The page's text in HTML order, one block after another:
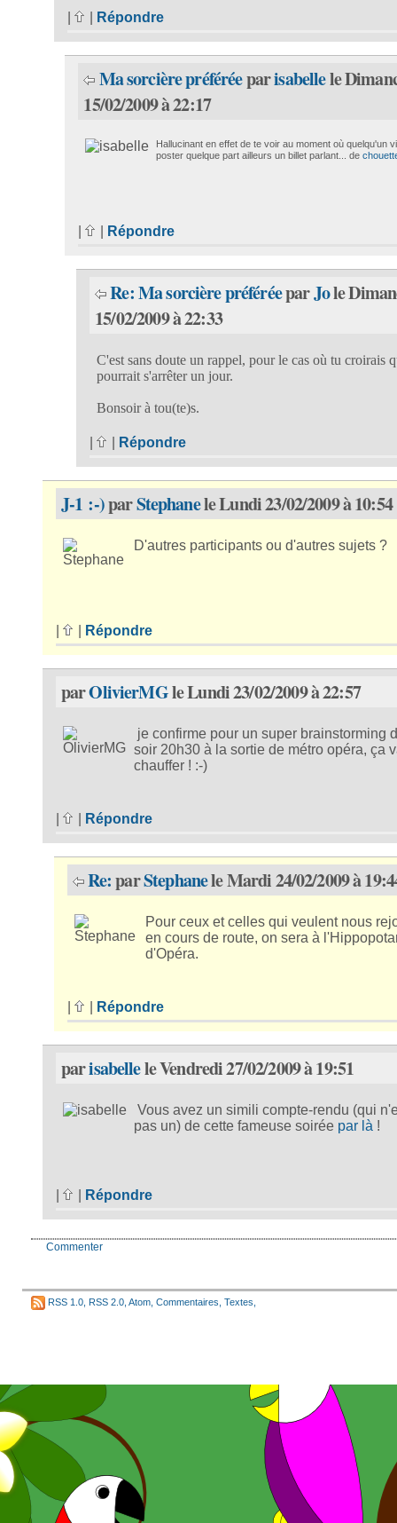
Répondre
Ma sorcière préféréeparisabellele
15/02/2009 à 22:17
Hallucinant en effet de te voir au moment où quelqu'un
poster quelque part ailleurs un billet parlant... de
| Répondre
Re: Ma sorcière préféréeparJole
15/02/2009 à 22:33
C'est sans doute un rappel, pour le cas où tu croirais
pourrait s'arrêter un jour.
Bonsoir à tou(te)s.
| Répondre
J-1 :-)parStephanele Lundi 23/02/2009 à 10:54
D'autres participants ou d'autres sujets ?
Répondre
parOlivierMGle Lundi 23/02/2009 à 22:57
je confirme pour un super brainstorming
soir 20h30 à la sortie de métro opéra, ça
chauffer ! :-)
Répondre
Re:parStephanele Mardi 24/02/2009 à
Pour ceux et celles qui veulent nous
en cours de route, on sera à
d'Opéra.
Répondre
parisabellele Vendredi 27/02/2009 à 19:51
Vous avez un simili compte-rendu (qui
pas un) de cette fameuse soirée par là !
Répondre
Commenter
RSS 1.0 RSS 2.0 Atom Commentaires Textes